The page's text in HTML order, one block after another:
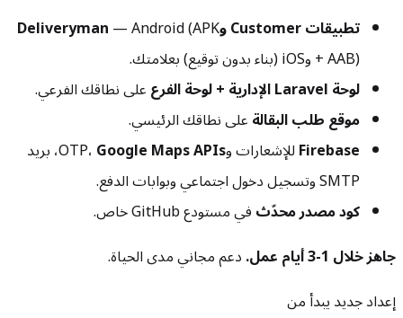
تطبيقات Customer وDeliveryman
— Android (APK
+ AAB) وiOS (بناء بدون توقيع) بعلامتك.
لوحة Laravel الإدارية + لوحة الفرع
على نطاقك الفرعي.
موقع طلب البقالةعلى نطاقك الرئيسي.
Firebaseللإشعارات وOTP،Google Maps APIs
، بريد
SMTP وتسجيل دخول اجتماعي وبوابات الدفع.
كود مصدر محدّثفي مستودع GitHub خاص.
جاهز خلال 1-3 أيام عمل.
دعم مجاني مدى الحياة.
إعداد جديد يبدأ من